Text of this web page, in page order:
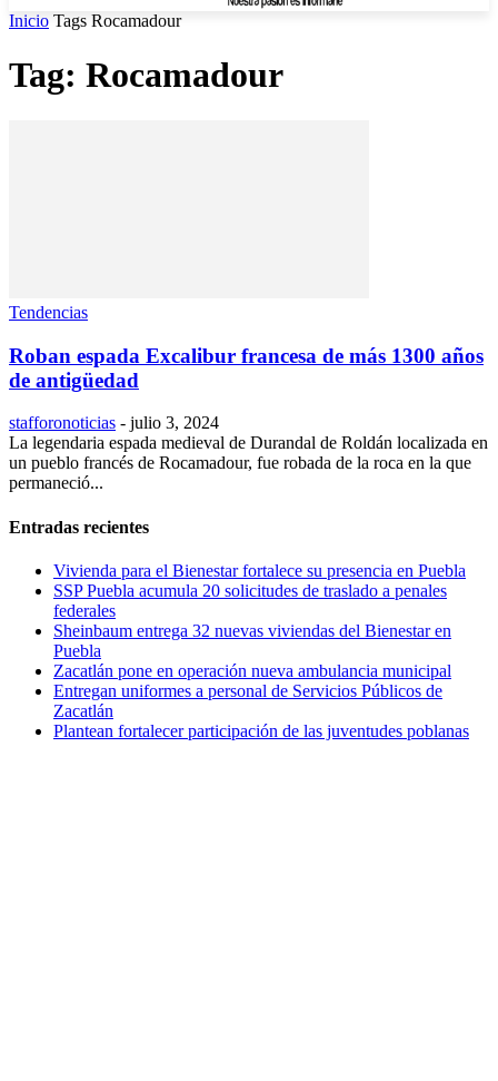
Inicio Tags Rocamadour
Tag: Rocamadour
Tendencias
Roban espada Excalibur francesa de más 1300 años
de antigüedad
stafforonoticias - julio 3, 2024
La legendaria espada medieval de Durandal de Roldán localizada en
un pueblo francés de Rocamadour, fue robada de la roca en la que
permaneció...
Entradas recientes
Vivienda para el Bienestar fortalece su presencia en Puebla
SSP Puebla acumula 20 solicitudes de traslado a penales
federales
Sheinbaum entrega 32 nuevas viviendas del Bienestar en
Puebla
Zacatlán pone en operación nueva ambulancia municipal
Entregan uniformes a personal de Servicios Públicos de
Zacatlán
Plantean fortalecer participación de las juventudes poblanas